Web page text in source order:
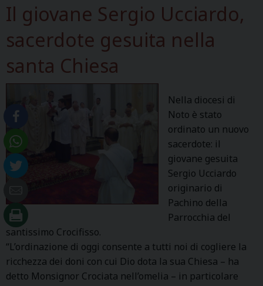
Il giovane Sergio Ucciardo,
sacerdote gesuita nella
santa Chiesa
Nella diocesi di
Noto è stato
ordinato un nuovo
sacerdote: il
giovane gesuita
Sergio Ucciardo
originario di
Pachino della
Parrocchia del
santissimo Crocifisso.
“L’ordinazione di oggi consente a tutti noi di cogliere la
ricchezza dei doni con cui Dio dota la sua Chiesa – ha
detto Monsignor Crociata nell’omelia – in particolare